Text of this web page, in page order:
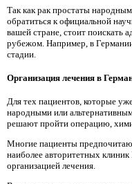
Так как рак простаты
обратиться к официальной
вашей стране, стоит поискать
рубежом. Например, в
стадии.
Организация лечения в
Для тех пациентов, которые
народными или
решают пройти операцию,
Многие пациенты
наиболее авторитетных
организацией лечения.